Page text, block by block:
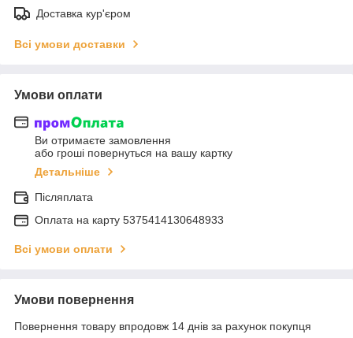
Доставка кур'єром
Всі умови доставки
Умови оплати
Ви отримаєте замовлення
або гроші повернуться на вашу картку
Детальніше
Післяплата
Оплата на карту 5375414130648933
Всі умови оплати
Умови повернення
Повернення товару впродовж 14 днів за рахунок покупця